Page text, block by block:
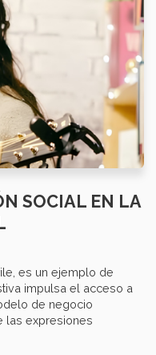
SOCIAL EN LA
es un ejemplo de
impulsa el acceso a
de negocio
las expresiones